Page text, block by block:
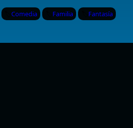
Comedia Familia Fantasía